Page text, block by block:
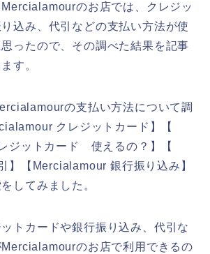
のお店では、クレジッ
込み、代引などの支払い方法が使
ったので、その調べた結果を記事
す。
の支払い方法について調
クレジットカード】【
ジットカード 使えるの？】【
】【Mercialamour 銀行振り込み】
してみました。
トカードや銀行振り込み、代引な
のお店で利用できるの